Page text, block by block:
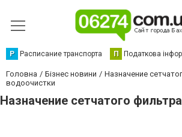
Р Расписание транспорта П Податкова
Головна Бізнес новини
Назначение
водоочистки
Назначение сетчатого